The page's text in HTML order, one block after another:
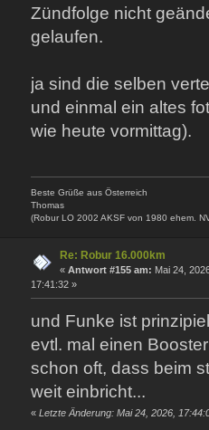
Zündfolge nicht
gelaufen.
ja sind die selben
und einmal ein altes
wie heute vormittag).
Beste Grüße aus Österreich
Thomas
(Robur LO 2002 AKSF von 1980 ehem.
Re: Robur 16.000km
« Antwort #155 am: Mai 24,
17:41:32 »
und Funke ist
evtl. mal einen
schon oft, dass beim
weit einbricht...
« Letzte Änderung: Mai 24, 2026,